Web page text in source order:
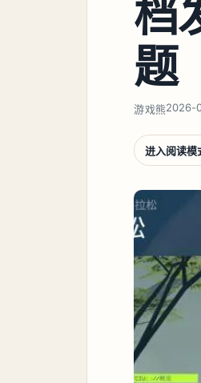
档
题
游戏熊2026-
进入阅读模